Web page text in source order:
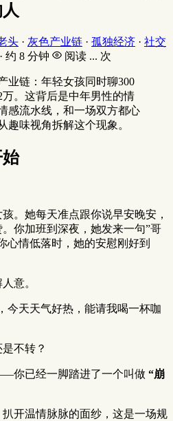
头 · 灰色产业链 · 孤独经济 · 社交
约 8 分钟 阅读 ... 次
业链：年轻女孩同时聊300
。这背后是中年男性的情
感流水线，和一场双方都心
趣味视角拆解这个现象。
。她每天准点跟你说早安晚安，
你加班到深夜，她发来一句”哥
心情低落时，她的安慰刚好到
意。
今天天气好热，能请我喝一杯咖
不转？
你已经一脚踏进了一个叫做 “崩
开温情脉脉的面纱，这是一场规